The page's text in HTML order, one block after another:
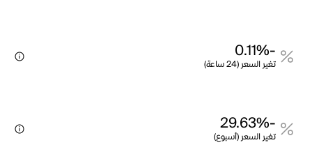
-0.11%
تغير السعر (24 ساعة)
-29.63%
تغير السعر (أسبوع)